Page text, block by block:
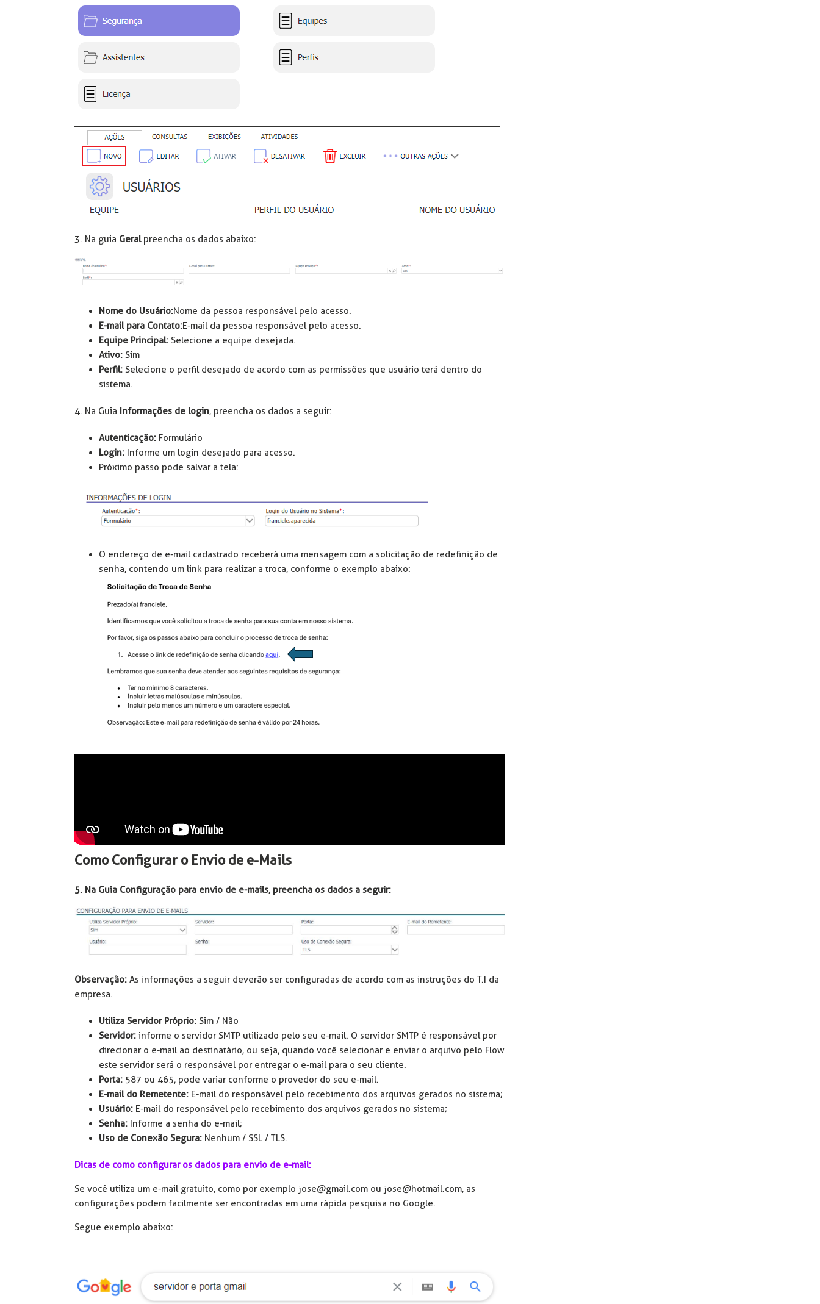
3. Na guia Geralpreencha os dados abaixo:
Nome do Usuário:Nome da pessoa responsável pelo acesso.
E-mail para Contato:E-mail da pessoa responsável pelo acesso.
Equipe Principal: Selecione a equipe desejada.
Ativo: Sim
Perfil: Selecione o perfil desejado de acordo com as permissões que usuário terá dentro do
sistema.
4. Na Guia Informações de login, preencha os dados a seguir:
Autenticação: Formulário
Login: Informe um login desejado para acesso.
Próximo passo pode salvar a tela:
O endereço de e-mail cadastrado receberá uma mensagem com a solicitação de redefinição de
senha, contendo um link para realizar a troca, conforme o exemplo abaixo:
Como Configurar o Envio de e-Mails
5. Na Guia Configuração para envio de e-mails, preencha os dados a seguir:
Observação: As informações a seguir deverão ser configuradas de acordo com as instruções do T.I da
empresa.
Utiliza Servidor Próprio: Sim / Não
Servidor: informe o servidor SMTP utilizado pelo seu e-mail. O servidor SMTP é responsável por
direcionar o e-mail ao destinatário, ou seja, quando você selecionar e enviar o arquivo pelo Flow
este servidor será o responsável por entregar o e-mail para o seu cliente.
Porta: 587 ou 465, pode variar conforme o provedor do seu e-mail.
E-mail do Remetente: E-mail do responsável pelo recebimento dos arquivos gerados no sistema;
Usuário: E-mail do responsável pelo recebimento dos arquivos gerados no sistema;
Senha: Informe a senha do e-mail;
Uso de Conexão Segura: Nenhum / SSL / TLS.
Dicas de como configurar os dados para envio de e-mail:
Se você utiliza um e-mail gratuito, como por exemplo jose@gmail.com ou jose@hotmail.com, as
configurações podem facilmente ser encontradas em uma rápida pesquisa no Google.
Segue exemplo abaixo: